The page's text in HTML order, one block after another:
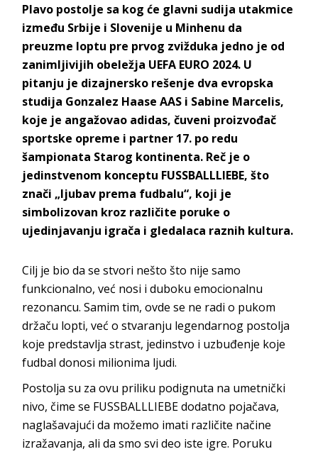
Plavo postolje sa kog će glavni sudija utakmice
između Srbije i Slovenije u Minhenu da
preuzme loptu pre prvog zvižduka jedno je od
zanimljivijih obeležja UEFA EURO 2024. U
pitanju je dizajnersko rešenje dva evropska
studija Gonzalez Haase AAS i Sabine Marcelis,
koje je angažovao adidas, čuveni proizvođač
sportske opreme i partner 17. po redu
šampionata Starog kontinenta. Reč je o
jedinstvenom konceptu FUSSBALLLIEBE, što
znači „ljubav prema fudbalu“, koji je
simbolizovan kroz različite poruke o
ujedinjavanju igrača i gledalaca raznih kultura.
Cilj je bio da se stvori nešto što nije samo
funkcionalno, već nosi i duboku emocionalnu
rezonancu. Samim tim, ovde se ne radi o pukom
držaču lopti, već o stvaranju legendarnog postolja
koje predstavlja strast, jedinstvo i uzbuđenje koje
fudbal donosi milionima ljudi.
Postolja su za ovu priliku podignuta na umetnički
nivo, čime se FUSSBALLLIEBE dodatno pojačava,
naglašavajući da možemo imati različite načine
izražavanja, ali da smo svi deo iste igre. Poruku